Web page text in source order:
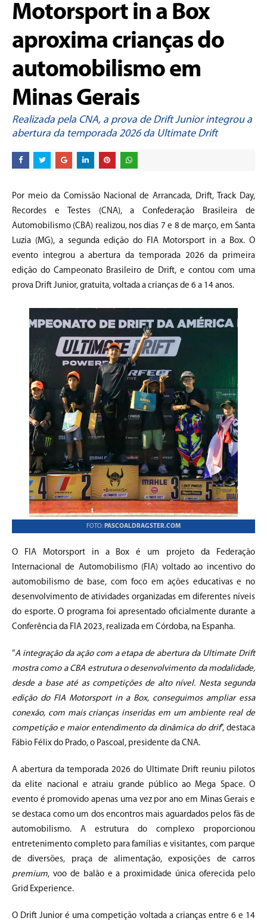
Motorsport in a Box
aproxima crianças do
automobilismo em
Minas Gerais
Realizada pela CNA, a prova de Drift Junior integrou a
abertura da temporada 2026 da Ultimate Drift
Por meio da Comissão Nacional de Arrancada, Drift, Track Day,
Recordes e Testes (CNA), a Confederação Brasileira de
Automobilismo (CBA) realizou, nos dias 7 e 8 de março, em Santa
Luzia (MG), a segunda edição do FIA Motorsport in a Box. O
evento integrou a abertura da temporada 2026 da primeira
edição do Campeonato Brasileiro de Drift, e contou com uma
prova Drift Junior, gratuita, voltada a crianças de 6 a 14 anos.
FOTO: PASCOALDRAGSTER.COM
O FIA Motorsport in a Box é um projeto da Federação
Internacional de Automobilismo (FIA) voltado ao incentivo do
automobilismo de base, com foco em ações educativas e no
desenvolvimento de atividades organizadas em diferentes níveis
do esporte. O programa foi apresentado oficialmente durante a
Conferência da FIA 2023, realizada em Córdoba, na Espanha.
“A integração da ação com a etapa de abertura da Ultimate Drift
mostra como a CBA estrutura o desenvolvimento da modalidade,
desde a base até as competições de alto nível. Nesta segunda
edição do FIA Motorsport in a Box, conseguimos ampliar essa
conexão, com mais crianças inseridas em um ambiente real de
competição e maior entendimento da dinâmica do drif”, destaca
Fábio Félix do Prado, o Pascoal, presidente da CNA.
A abertura da temporada 2026 do Ultimate Drift reuniu pilotos
da elite nacional e atraiu grande público ao Mega Space. O
evento é promovido apenas uma vez por ano em Minas Gerais e
se destaca como um dos encontros mais aguardados pelos fãs de
automobilismo. A estrutura do complexo proporcionou
entretenimento completo para famílias e visitantes, com parque
de diversões, praça de alimentação, exposições de carros
premium, voo de balão e a proximidade única oferecida pelo
Grid Experience.
O Drift Junior é uma competição voltada a crianças entre 6 e 14